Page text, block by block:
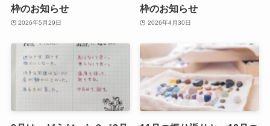
枠のお知らせ
2026年5月29日
枠のお知らせ
2026年4月30日